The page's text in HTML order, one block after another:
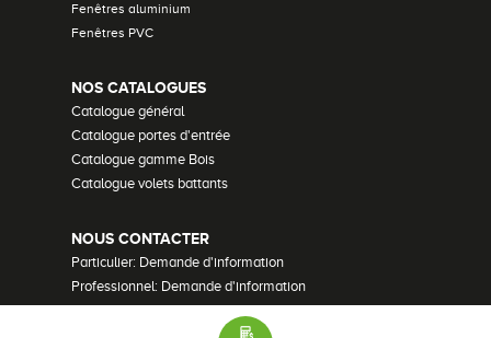
Fenêtres aluminium
Fenêtres PVC
NOS CATALOGUES
Catalogue général
Catalogue portes d'entrée
Catalogue gamme Bois
Catalogue volets battants
NOUS CONTACTER
Particulier: Demande d'information
Professionnel: Demande d'information
Demander un devis